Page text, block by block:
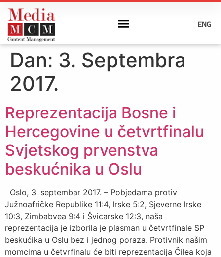
ENG
Dan: 3. Septembra
2017.
Reprezentacija Bosne i
Hercegovine u četvrtfinalu
Svjetskog prvenstva
beskućnika u Oslu
Oslo, 3. septembar 2017. – Pobjedama protiv
Južnoafričke Republike 11:4, Irske 5:2, Sjeverne Irske
10:3, Zimbabvea 9:4 i Švicarske 12:3, naša
reprezentacija je izborila je plasman u četvrtfinale SP
beskućika u Oslu bez i jednog poraza. Protivnik našim
momcima u četvrfinalu će biti reprezentacija Čilea koja